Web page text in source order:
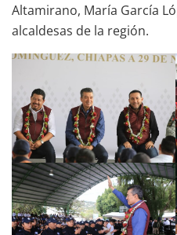
Altamirano, María García
alcaldesas de la región.